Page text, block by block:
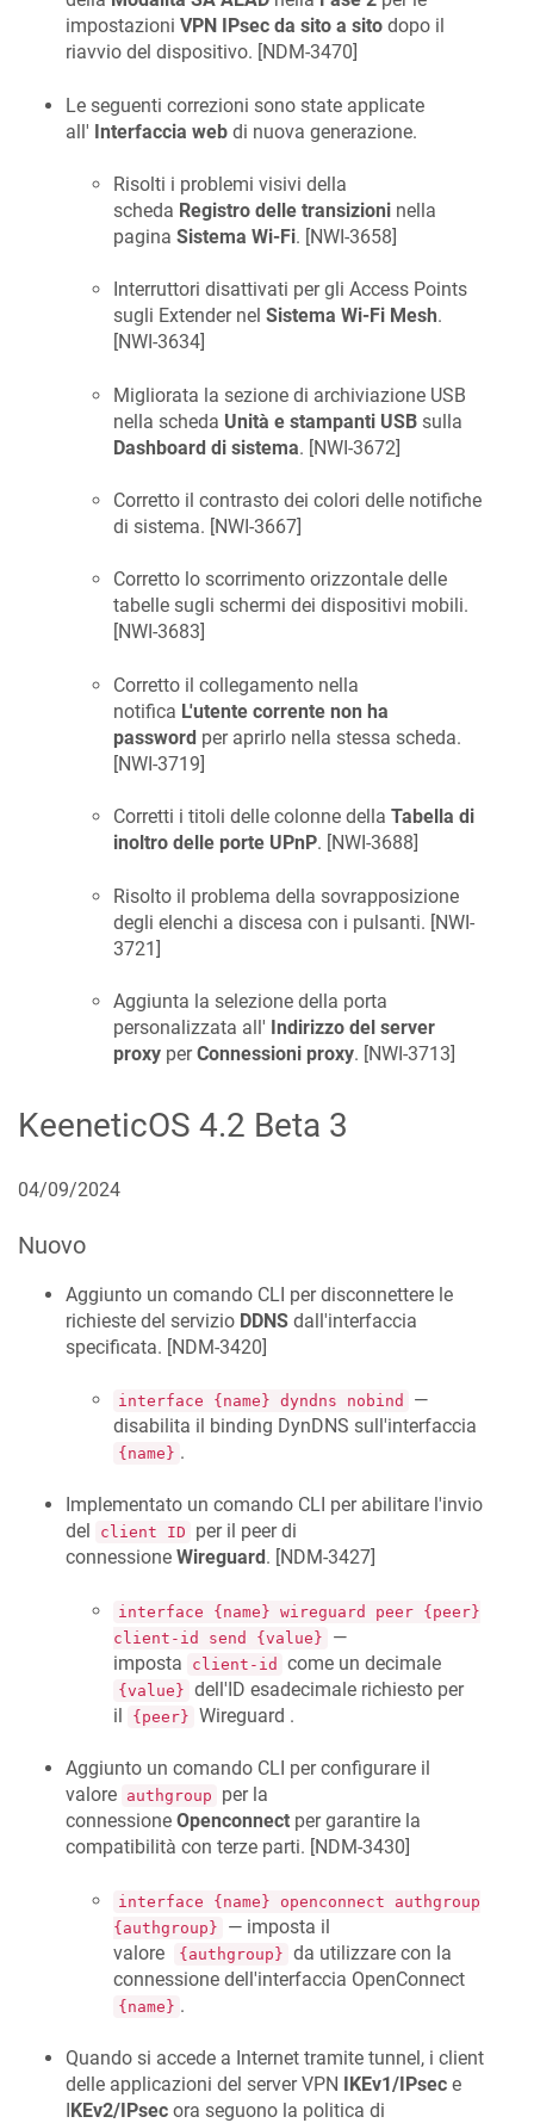
impostazioni VPN IPsec da sito a sito dopo il
riavvio del dispositivo. [NDM-3470]
Le seguenti correzioni sono state applicate
all' Interfaccia web di nuova generazione.
Risolti i problemi visivi della
scheda Registro delle transizioni nella
pagina Sistema Wi-Fi. [NWI-3658]
Interruttori disattivati per gli Access Points
sugli Extender nel Sistema Wi-Fi Mesh.
[NWI-3634]
Migliorata la sezione di archiviazione USB
nella scheda Unità e stampanti USB sulla
Dashboard di sistema. [NWI-3672]
Corretto il contrasto dei colori delle notifiche
di sistema. [NWI-3667]
Corretto lo scorrimento orizzontale delle
tabelle sugli schermi dei dispositivi mobili.
[NWI-3683]
Corretto il collegamento nella
notifica L'utente corrente non ha
password per aprirlo nella stessa scheda.
[NWI-3719]
Corretti i titoli delle colonne della Tabella di
inoltro delle porte UPnP. [NWI-3688]
Risolto il problema della sovrapposizione
degli elenchi a discesa con i pulsanti. [NWI-
3721]
Aggiunta la selezione della porta
personalizzata all' Indirizzo del server
proxy perConnessioni proxy. [NWI-3713]
KeeneticOS 4.2 Beta 3
04/09/2024
Nuovo
Aggiunto un comando CLI per disconnettere le
richieste del servizio DDNS dall'interfaccia
specificata. [NDM-3420]
interface {name} dyndns nobind
—
disabilita il binding DynDNS sull'interfaccia
{name} .
Implementato un comando CLI per abilitare l'invio
del
client ID
per il peer di
connessione Wireguard . [NDM-3427]
interface {name} wireguard peer {peer}
client-id send {value}
—
imposta
client-id come un decimale
{value} dell'ID esadecimale richiesto per
il
{peer} Wireguard .
Aggiunto un comando CLI per configurare il
valore authgroup
per la
connessione Openconnect per garantire la
compatibilità con terze parti. [NDM-3430]
interface {name} openconnect authgroup
{authgroup}
— imposta il
valore
{authgroup} da utilizzare con la
connessione dell'interfaccia OpenConnect
{name} .
Quando si accede a Internet tramite tunnel, i client
delle applicazioni del server VPN IKEv1/IPsec e
IKEv2/IPsec ora seguono la politica di